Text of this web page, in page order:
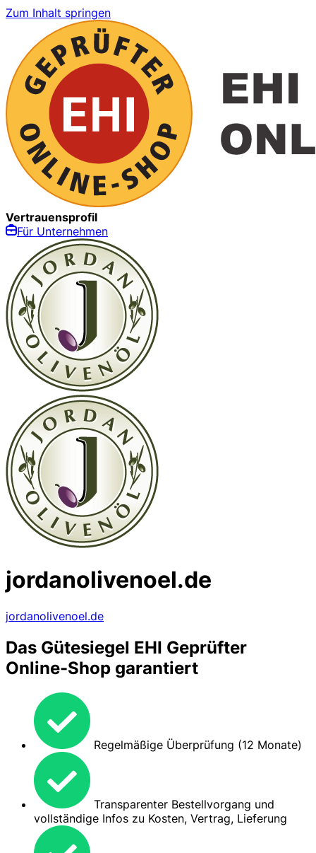
Zum Inhalt springen
Vertrauensprofil
Für Unternehmen
jordanolivenoel.de
jordanolivenoel.de
Das Gütesiegel EHI Geprüfter
Online-Shop garantiert
Regelmäßige Überprüfung (12 Monate)
Transparenter Bestellvorgang und
vollständige Infos zu Kosten, Vertrag, Lieferung